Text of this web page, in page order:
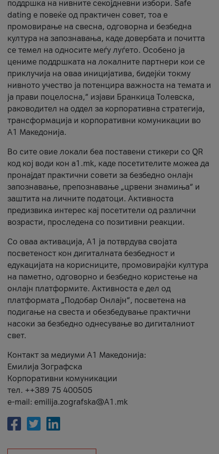
поддршка на нивните секојдневни избори. Safe
dating е повеќе од практичен совет, тоа е
промовирање на свесна, одговорна и безбедна
култура на запознавања, каде довербата и почитта
се темел на односите меѓу луѓето. Особено ја
цениме поддршката на локалните партнери кои се
приклучија на оваа иницијатива, бидејќи токму
нивното учество ја потенцира важноста на темата и
ја прави поцелосна,“ изјави Бранкица Толевска,
раководител на оддел за корпоративна стратегија,
трансформација и корпоративни комуникации во
А1 Македонија.
Во сите овие локали беа поставени стикери со QR
код кој води кон a1.mk, каде посетителите можеа да
пронајдат практични совети за безбедно онлајн
запознавање, препознавање „црвени знамиња“ и
заштита на личните податоци. Активноста
предизвика интерес кај посетители од различни
возрасти, проследена со позитивни реакции.
Со оваа активација, А1 ја потврдува својата
посветеност кон дигиталната безбедност и
едукацијата на корисниците, промовирајќи култура
на паметно, одговорно и безбедно користење на
онлајн платформите. Активноста е дел од
платформата „Подобар Онлајн“, посветена на
подигање на свеста и обезбедување практични
насоки за безбедно однесување во дигиталниот
свет.
Контакт за медиуми А1 Македонија:
Емилија Зографска
Корпоративни комуникации
тел. ++389 75 400505
e-mail: emilija.zografska@A1.mk